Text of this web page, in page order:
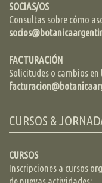
SOCIAS/OS
Consultas sobre cómo
FACTURACIÓN
Solicitudes o cambios
CURSOS &
CURSOS
Inscripciones a cursos